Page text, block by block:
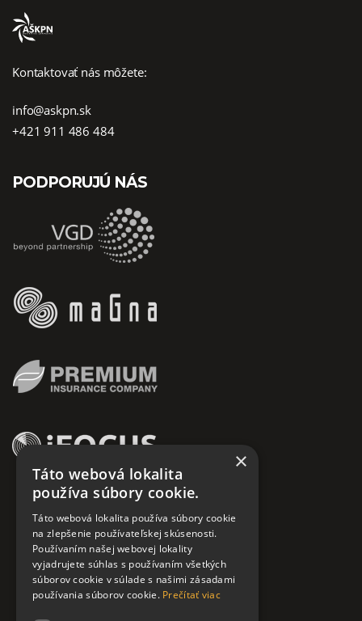
Kontaktovať nás môžete:
info@askpn.sk
+421 911 486 484
PODPORUJÚ NÁS
×
Táto webová lokalita
používa súbory cookie.
Táto webová lokalita používa súbory cookie
na zlepšenie používateľskej skúsenosti.
Používaním našej webovej lokality
vyjadrujete súhlas s používaním všetkých
súborov cookie v súlade s našimi zásadami
používania súborov cookie. Prečítať viac